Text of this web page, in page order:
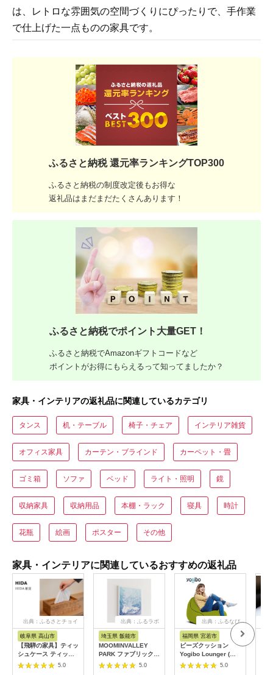
は、レトロな雰囲気の空間づくりにぴったりで、手作業
で仕上げた一点ものの家具です。
ふるさと納税 還元率ランキングTOP300
ふるさと納税の制度改定後もお得な
返礼品はまだまだたくさんあります！
ふるさと納税でポイント大量GET！
ふるさと納税でAmazonギフトコードなど
ポイントがお得にもらえるって知ってましたか？
家具・インテリアの返礼品に関連しているカテゴリ
タンス 机・テーブル 椅子・チェア インテリア雑貨
オフィス家具 カーテン・ブラインド カーペット・畳
ゴミ箱 ソファ ベッド ライト・照明 鏡
収納家具 収納用品 本棚・ラック 寝具 時計
花瓶 絵画 ポスター その他
家具・インテリアに関連しているおすすめの返礼品
出典：ふるさとチョイ
ス
岐阜県 高山市
【飛騨の家具】ティッ
シュケース ティッシ
ュ（杉）AC971| 木製
木 木目 天然木 ウッド
5.0
出典：ふるラボ
埼玉県 飯能市
MOOMINVALLEY
PARK ファブリックパ
ネルSサイズ（夜の
森）[52211013]
5.0
出典：ふるなび
福岡県 宮若市
ビーズクッション
Yogibo Lounger (ヨ
ギボー ラウンジャー)
ライムグリーン
5.0